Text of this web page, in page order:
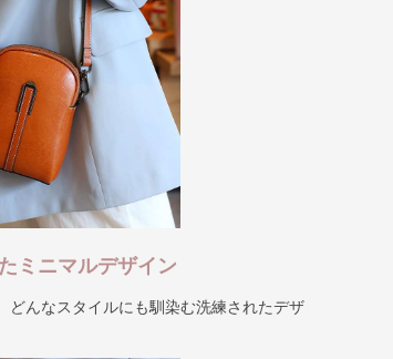
ミニマルデザイン
どんなスタイルにも馴染む洗練されたデザ